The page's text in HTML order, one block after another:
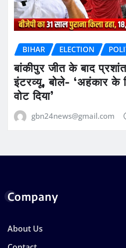
BIHAR ELECTION
बांकीपुर जीत के बाद
इंटरव्यू, बोले- ‘अहंकार के
वोट दिया’
gbn24news@gmail.com
Company
About Us